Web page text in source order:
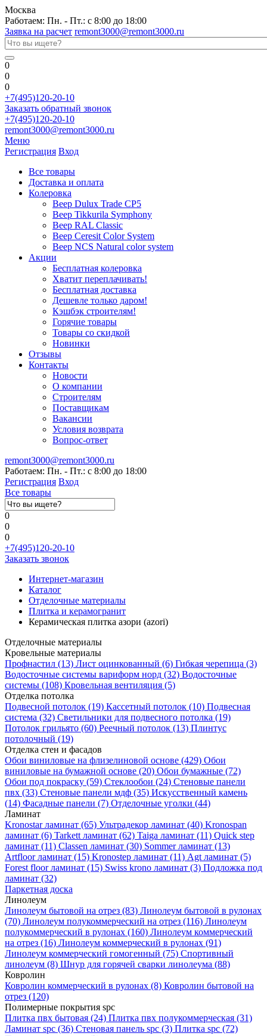
Москва
Работаем: Пн. - Пт.: с 8:00 до 18:00
Заявка на расчет remont3000@remont3000.ru
0
0
0
+7(495)120-20-10
Заказать обратный звонок
+7(495)120-20-10
remont3000@remont3000.ru
Меню
Регистрация Вход
Все товары
Доставка и оплата
Колеровка
Веер Dulux Trade CP5
Веер Tikkurila Symphony
Веер RAL Classic
Веер Ceresit Color System
Веер NCS Natural color system
Акции
Бесплатная колеровка
Хватит переплачивать!
Бесплатная доставка
Дешевле только даром!
Кэшбэк строителям!
Горячие товары
Товары со скидкой
Новинки
Отзывы
Контакты
Новости
О компании
Строителям
Поставщикам
Вакансии
Условия возврата
Вопрос-ответ
remont3000@remont3000.ru
Работаем: Пн. - Пт.: с 8:00 до 18:00
Регистрация Вход
Все товары
0
0
0
+7(495)120-20-10
Заказать звонок
Интернет-магазин
Каталог
Отделочные материалы
Плитка и керамогранит
Керамическая плитка азори (azori)
Отделочные материалы
Кровельные материалы
Профнастил (13) Лист оцинкованный (6) Гибкая черепица (3)
Водосточные системы вариформ норд (32) Водосточные
системы (108) Кровельная вентиляция (5)
Отделка потолка
Подвесной потолок (19) Кассетный потолок (10) Подвесная
система (32) Светильники для подвесного потолка (19)
Потолок грильято (60) Реечный потолок (13) Плинтус
потолочный (19)
Отделка стен и фасадов
Обои виниловые на флизелиновой основе (429) Обои
виниловые на бумажной основе (20) Обои бумажные (72)
Обои под покраску (59) Стеклообои (24) Стеновые панели
пвх (33) Стеновые панели мдф (35) Искусственный камень
(14) Фасадные панели (7) Отделочные уголки (44)
Ламинат
Kronostar ламинат (65) Ультрадекор ламинат (40) Kronospan
ламинат (6) Tarkett ламинат (62) Taiga ламинат (11) Quick step
ламинат (11) Classen ламинат (30) Sommer ламинат (13)
Artfloor ламинат (15) Kronostep ламинат (11) Agt ламинат (5)
Forest floor ламинат (15) Swiss krono ламинат (3) Подложка под
ламинат (32)
Паркетная доска
Линолеум
Линолеум бытовой на отрез (83) Линолеум бытовой в рулонах
(70) Линолеум полукоммерческий на отрез (116) Линолеум
полукоммерческий в рулонах (160) Линолеум коммерческий
на отрез (16) Линолеум коммерческий в рулонах (91)
Линолеум коммерческий гомогенный (75) Спортивный
линолеум (8) Шнур для горячей сварки линолеума (88)
Ковролин
Ковролин коммерческий в рулонах (8) Ковролин бытовой на
отрез (120)
Полимерные покрытия spc
Плитка пвх бытовая (24) Плитка пвх полукоммерческая (31)
Ламинат spc (36) Стеновая панель spc (3) Плитка spc (72)